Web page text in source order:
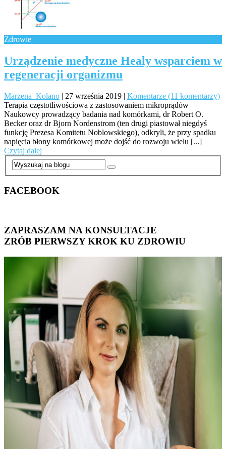
Zdrowie
Urządzenie medyczne Healy wsparciem w
regeneracji organizmu
Marzena_Kolano | 27 września 2019 | Komentarze (11 komentarzy)
Terapia częstotliwościowa z zastosowaniem mikroprądów
Naukowcy prowadzący badania nad komórkami, dr Robert O.
Becker oraz dr Bjorn Nordenstrom (ten drugi piastował niegdyś
funkcję Prezesa Komitetu Noblowskiego), odkryli, że przy spadku
napięcia błony komórkowej może dojść do rozwoju wielu [...]
Czytaj dalej
FACEBOOK
ZAPRASZAM NA KONSULTACJE
ZRÓB PIERWSZY KROK KU ZDROWIU